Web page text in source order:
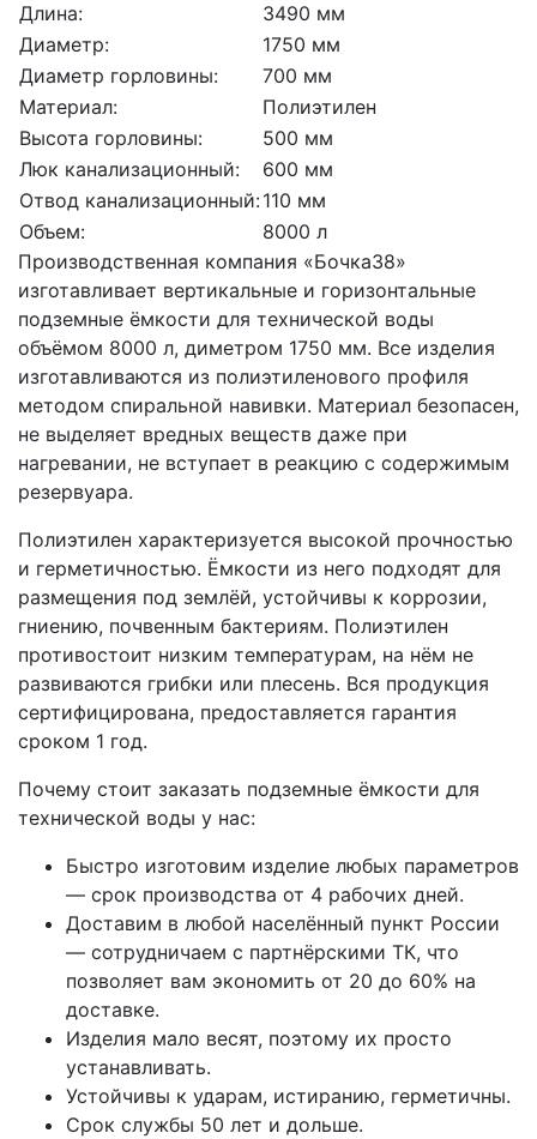
Длина:
3490 мм
Диаметр:
1750 мм
Диаметр горловины:
700 мм
Материал:
Полиэтилен
Высота горловины:
500 мм
Люк канализационный:
600 мм
Отвод канализационный:110 мм
Объем:
8000 л
Производственная компания «Бочка38»
изготавливает вертикальные и горизонтальные
подземные ёмкости для технической воды
объёмом 8000 л, диметром 1750 мм. Все изделия
изготавливаются из полиэтиленового профиля
методом спиральной навивки. Материал безопасен,
не выделяет вредных веществ даже при
нагревании, не вступает в реакцию с содержимым
резервуара.
Полиэтилен характеризуется высокой прочностью
и герметичностью. Ёмкости из него подходят для
размещения под землёй, устойчивы к коррозии,
гниению, почвенным бактериям. Полиэтилен
противостоит низким температурам, на нём не
развиваются грибки или плесень. Вся продукция
сертифицирована, предоставляется гарантия
сроком 1 год.
Почему стоит заказать подземные ёмкости для
технической воды у нас:
Быстро изготовим изделие любых параметров
— срок производства от 4 рабочих дней.
Доставим в любой населённый пункт России
— сотрудничаем с партнёрскими ТК, что
позволяет вам экономить от 20 до 60% на
доставке.
Изделия мало весят, поэтому их просто
устанавливать.
Устойчивы к ударам, истиранию, герметичны.
Срок службы 50 лет и дольше.